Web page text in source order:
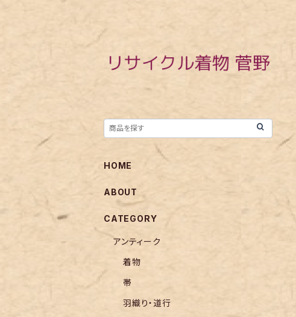
HOME
ABOUT
CATEGORY
アンティーク
着物
帯
羽織り・道行